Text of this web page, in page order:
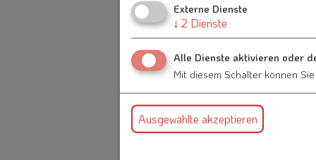
Externe Dienste
↓ 2 Dienste
Alle Dienste aktivieren oder
Mit diesem Schalter können
Ausgewählte akzeptieren